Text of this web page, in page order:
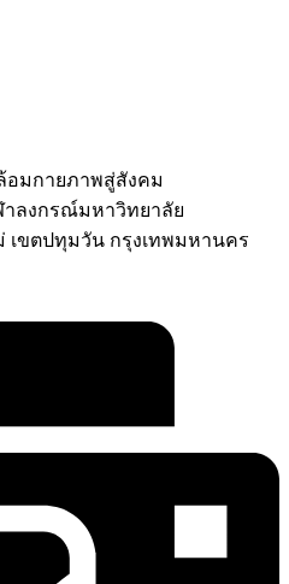
อมกายภาพสู่สังคม
ลงกรณ์มหาวิทยาลัย
ขตปทุมวัน กรุงเทพมหานคร